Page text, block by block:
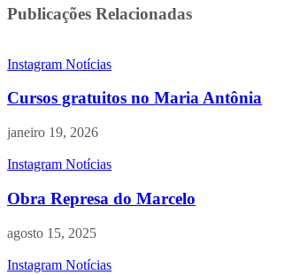
Publicações Relacionadas
Instagram Notícias
Cursos gratuitos no Maria Antônia
janeiro 19, 2026
Instagram Notícias
Obra Represa do Marcelo
agosto 15, 2025
Instagram Notícias